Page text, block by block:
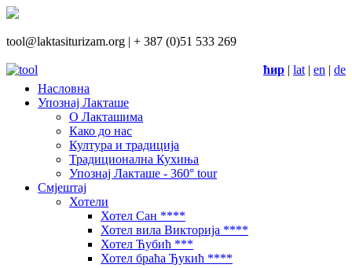
tool@laktasiturizam.org | + 387 (0)51 533 269
ћир | lat | en | de
Насловна
Упознај Лакташе
О Лакташима
Како до нас
Култура и традиција
Традиционална Кухиња
Упознај Лакташе - 360° tour
Смјештај
Хотели
Хотел Сан ****
Хотел вила Викторија ****
Хотел Ћубић ***
Хотел браћа Ђукић ****